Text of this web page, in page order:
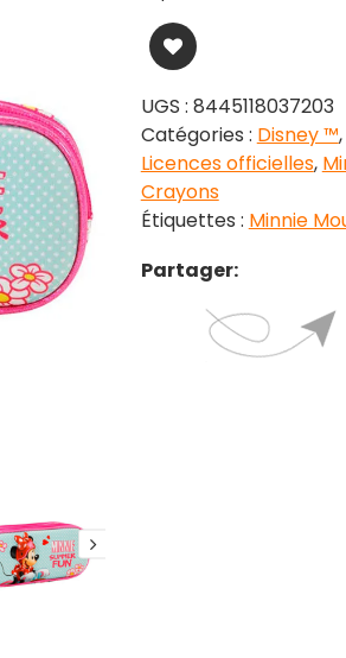
UGS : 8445118037203
Catégories : Disney ™,
Licences officielles,
Crayons
Étiquettes : Minnie
Partager: